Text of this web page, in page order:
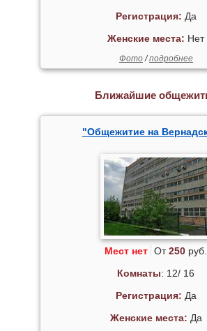
Регистрация: Да
Женские места: Нет
Фото/подробнее
Ближайшие
"Общежитие на
Мест нет От250 руб.
Комнаты: 12/ 16
Регистрация: Да
Женские места: Да